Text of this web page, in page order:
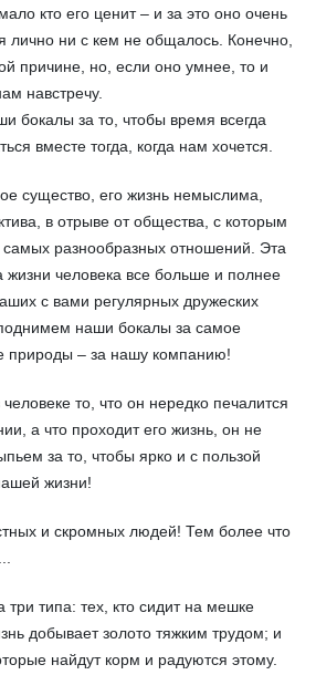
кто его ценит – и за это оно очень
лично ни с кем не общалось. Конечно,
причине, но, если оно умнее, то и
навстречу.
бокалы за то, чтобы время всегда
вместе тогда, когда нам хочется.
существо, его жизнь немыслима,
в отрыве от общества, с которым
разнообразных отношений. Эта
жизни человека все больше и полнее
с вами регулярных дружеских
наши бокалы за самое
природы – за нашу компанию!
то, что он нередко печалится
а что проходит его жизнь, он не
за то, чтобы ярко и с пользой
жизни!
и скромных людей! Тем более что
типа: тех, кто сидит на мешке
добывает золото тяжким трудом; и
найдут корм и радуются этому.